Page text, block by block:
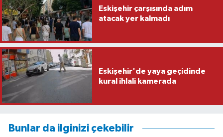
Eskişehir çarşısında adım
atacak yer kalmadı
Eskişehir'de yaya geçidinde
kural ihlali kamerada
Bunlar da ilginizi çekebilir